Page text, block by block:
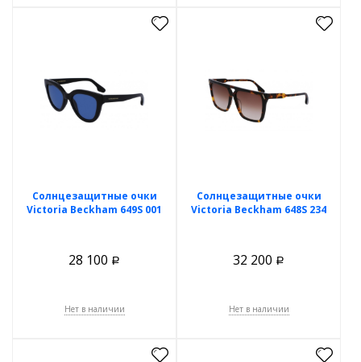
Солнцезащитные очки
Victoria Beckham 649S 001
28 100 Р
Нет в наличии
Солнцезащитные очки
Victoria Beckham 648S 234
32 200 Р
Нет в наличии